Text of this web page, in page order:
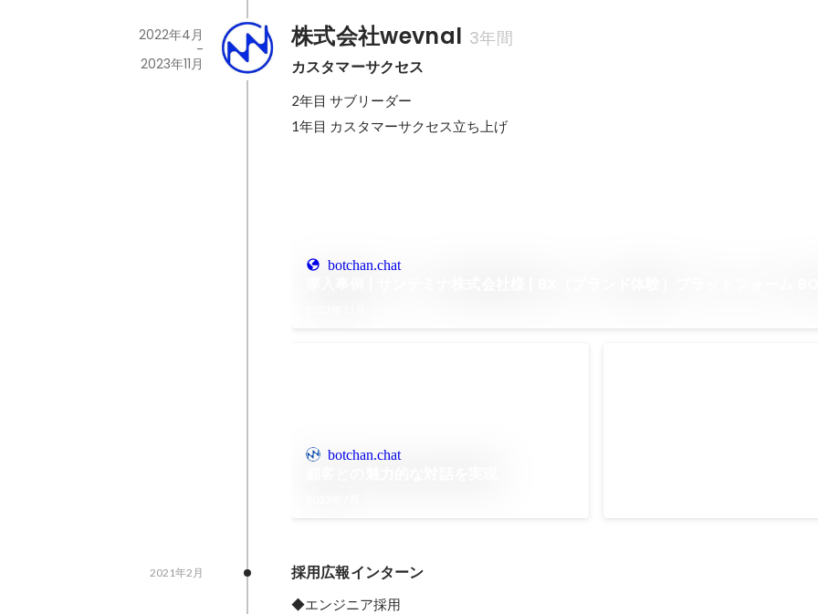
株式会社wevnal 3年間
カスタマーサクセス
2022年4月
-
2023年11月
2年目 サブリーダー
1年目 カスタマーサクセス立ち上げ
botchan.chat
botchan.chat
採用広報インターン
2021年2月
◆エンジニア採用